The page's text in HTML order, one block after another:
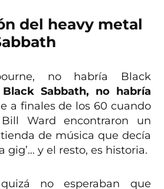
del heavy metal
no habría Black
Sabbath, no habría
a finales de los 60 cuando
Ward encontraron un
de música que decía
gig’… y el resto, es historia.
no esperaban que